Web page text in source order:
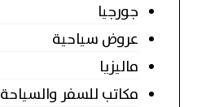
جورجيا
عروض سياحية
ماليزيا
مكاتب للسفر والسياحة